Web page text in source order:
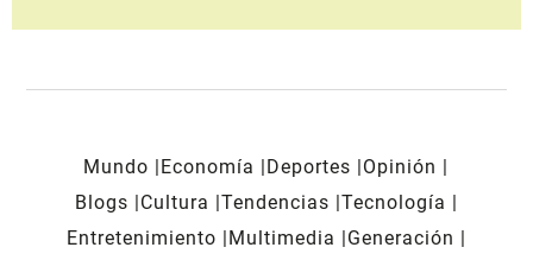
Mundo Economía Deportes
Opinión
Blogs
Cultura Tendencias Tecnología
Entretenimiento
Multimedia
Generación